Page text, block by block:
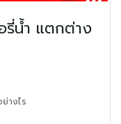
รี่น้ำ แตกต่าง
างไร